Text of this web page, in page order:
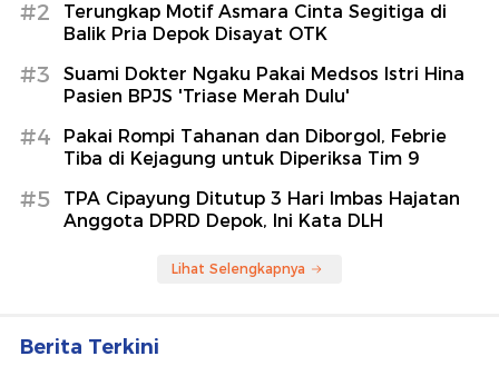
#2
Terungkap Motif Asmara Cinta Segitiga di
Balik Pria Depok Disayat OTK
#3
Suami Dokter Ngaku Pakai Medsos Istri Hina
Pasien BPJS 'Triase Merah Dulu'
#4
Pakai Rompi Tahanan dan Diborgol, Febrie
Tiba di Kejagung untuk Diperiksa Tim 9
#5
TPA Cipayung Ditutup 3 Hari Imbas Hajatan
Anggota DPRD Depok, Ini Kata DLH
Lihat Selengkapnya
Berita Terkini